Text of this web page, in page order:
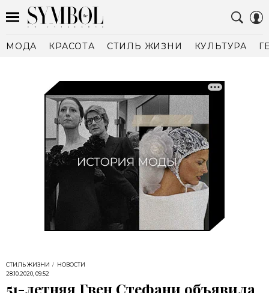
МОДА КРАСОТА СТИЛЬ ЖИЗНИ КУЛЬТУРА
СТИЛЬ ЖИЗНИ
НОВОСТИ
28.10.2020, 09:52
51-летняя Гвен Стефани объявила